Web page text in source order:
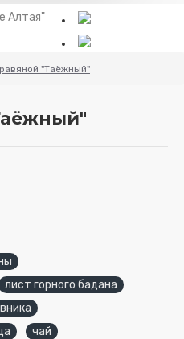
"Таёжный"
лист горного бадана
чай